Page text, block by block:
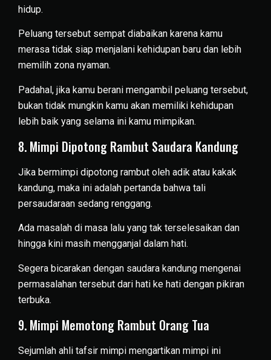
hidup.
Peluang tersebut sempat diabaikan karena kamu
merasa tidak siap menjalani kehidupan baru dan lebih
memilih zona nyaman.
Padahal, jika kamu berani mengambil peluang tersebut,
bukan tidak mungkin kamu akan memiliki kehidupan
lebih baik yang selama ini kamu mimpikan.
8. Mimpi Dipotong Rambut Saudara Kandung
Jika bermimpi dipotong rambut oleh adik atau kakak
kandung, maka ini adalah pertanda bahwa tali
persaudaraan sedang renggang.
Ada masalah di masa lalu yang tak terselesaikan dan
hingga kini masih mengganjal dalam hati.
Segera bicarakan dengan saudara kandung mengenai
permasalahan tersebut dari hati ke hati dengan pikiran
terbuka.
9. Mimpi Memotong Rambut Orang Tua
Sejumlah ahli tafsir mimpi mengartikan mimpi ini